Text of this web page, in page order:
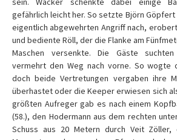
gefährlich leicht her. So setzte Björn Göpfert
eigentlich abgewehrten Angriff nach,
und bediente Röll, der die Flanke am
Maschen versenkte. Die Gäste
vermehrt den Weg nach vorne. So wogte
doch beide Vertretungen vergaben ihre
überhastet oder die Keeper erwiesen sich
größten Aufreger gab es nach einem
(58.), den Hodermann aus dem rechten
Schuss aus 20 Metern durch Veit